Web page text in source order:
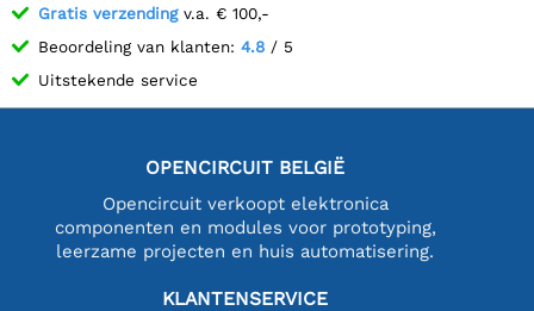
Gratis verzendingv.a. € 100,-
Beoordeling van klanten: 4.8 / 5
Uitstekende service
OPENCIRCUIT BELGIË
Opencircuit verkoopt elektronica
componenten en modules voor prototyping,
leerzame projecten en huis automatisering.
KLANTENSERVICE